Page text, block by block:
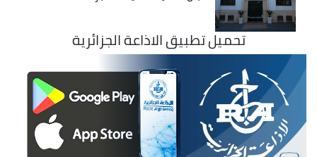
تحميل تطبيق الاذاعة الجزائرية